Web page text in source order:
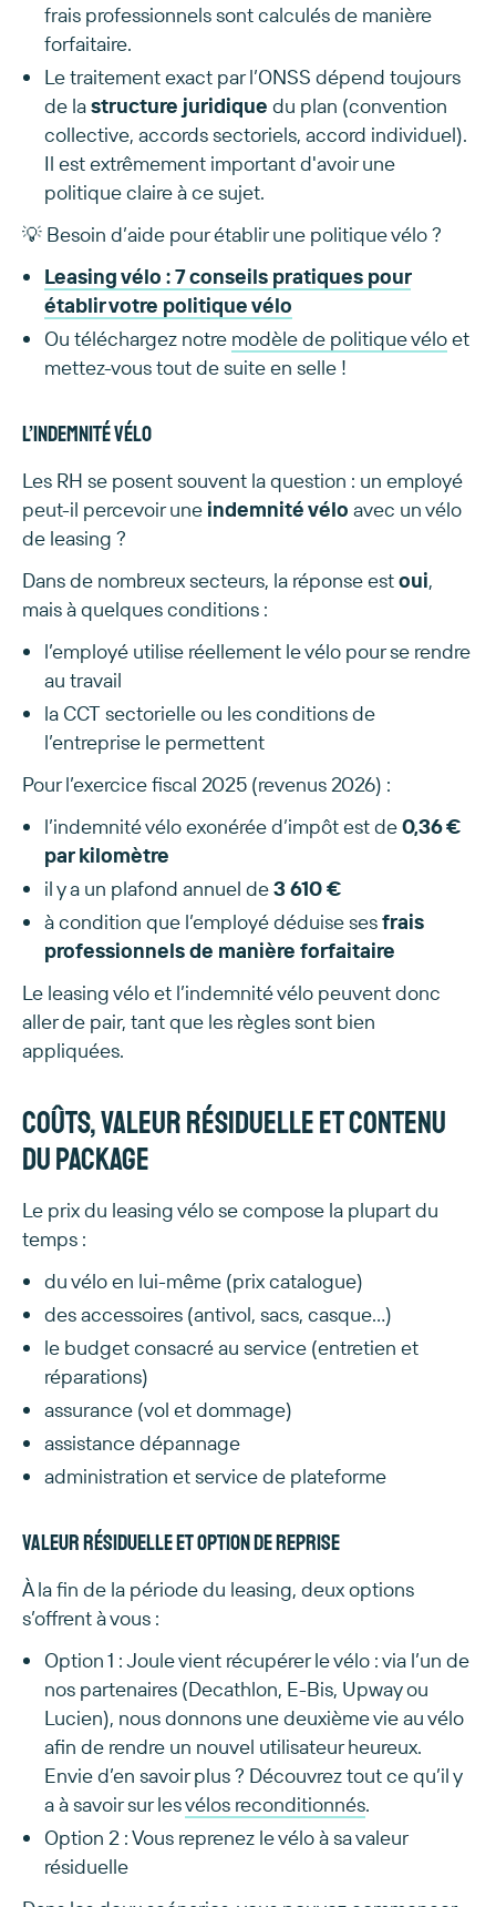
frais professionnels sont calculés de manière
forfaitaire.
Le traitement exact par l’ONSS dépend toujours
de lastructure juridique du plan (convention
collective, accords sectoriels, accord individuel).
Il est extrêmement important d'avoir une
politique claire à ce sujet.
💡 Besoin d’aide pour établir une politique vélo ?
Leasing vélo : 7 conseils pratiques pour
établir votre politique vélo
Ou téléchargez notre modèle de politique véloet
mettez-vous tout de suite en selle !
L’indemnité vélo
Les RH se posent souvent la question : un employé
peut-il percevoir une indemnité vélo avec un vélo
de leasing ?
Dans de nombreux secteurs, la réponse estoui,
mais à quelques conditions :
l’employé utilise réellement le vélo pour se rendre
au travail
la CCT sectorielle ou les conditions de
l’entreprise le permettent
Pour l’exercice fiscal 2025 (revenus 2026) :
l’indemnité vélo exonérée d’impôt est de0,36 €
par kilomètre
il y a un plafond annuel de3 610 €
à condition que l’employé déduise sesfrais
professionnels de manière forfaitaire
Le leasing vélo et l’indemnité vélo peuvent donc
aller de pair, tant que les règles sont bien
appliquées.
Coûts, valeur résiduelle et contenu
du package
Le prix du leasing vélo se compose la plupart du
temps :
du vélo en lui-même (prix catalogue)
des accessoires (antivol, sacs, casque…)
le budget consacré au service (entretien et
réparations)
assurance (vol et dommage)
assistance dépannage
administration et service de plateforme
Valeur résiduelle et option de reprise
À la fin de la période du leasing, deux options
s’offrent à vous :
Option 1 : Joule vient récupérer le vélo : via l’un de
nos partenaires (Decathlon, E-Bis, Upway ou
Lucien), nous donnons une deuxième vie au vélo
afin de rendre un nouvel utilisateur heureux.
Envie d’en savoir plus ? Découvrez tout ce qu’il y
a à savoir sur lesvélos reconditionnés.
Option 2 : Vous reprenez le vélo à sa valeur
résiduelle